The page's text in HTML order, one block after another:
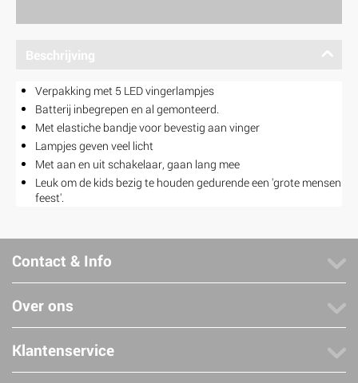
Beschrijving
Verpakking met 5 LED vingerlampjes
Batterij inbegrepen en al gemonteerd.
Met elastiche bandje voor bevestig aan vinger
Lampjes geven veel licht
Met aan en uit schakelaar, gaan lang mee
Leuk om de kids bezig te houden gedurende een 'grote mensen
feest'.
Contact & Info
Over ons
Klantenservice